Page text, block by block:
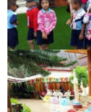
น่านปัว รีสอร์ท
นาเหล่า เก๊าสลี โฮมสเตย์
นาไผ่ปัววิว
บวกบัววิวรีสอร์ท
บ้านกังหัน @ ปัวคอทเทจ